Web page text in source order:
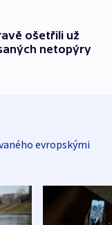
ošetřili už
netopýry
evropskými